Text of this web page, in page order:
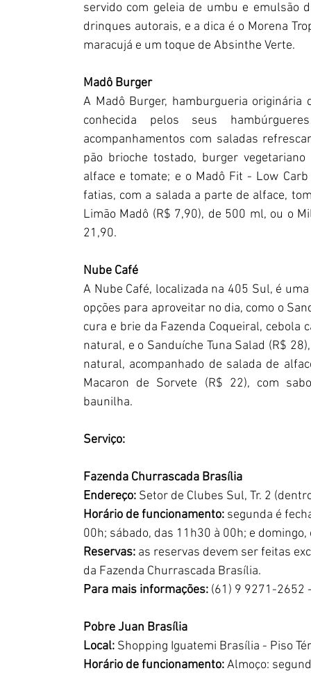
servido com geleia de umbu e emulsão
drinques autorais, e a dica é o Morena
maracujá e um toque de Absinthe Verte.
Madô Burger
A Madô Burger, hamburgueria
conhecida pelos seus
acompanhamentos com saladas
pão brioche tostado, burger
alface e tomate; e o Madô Fit - Low
fatias, com a salada a parte de alface,
Limão Madô (R$ 7,90), de 500 ml, ou o
21,90.
Nube Café
A Nube Café, localizada na 405 Sul, é
opções para aproveitar no dia, como o
cura e brie da Fazenda Coqueiral, cebola
natural, e o Sanduíche Tuna Salad (R$
natural, acompanhado de salada de
Macaron de Sorvete (R$ 22), com
baunilha.
Serviço:
Fazenda Churrascada Brasília
Endereço: Setor de Clubes Sul, Tr. 2
Horário de funcionamento: segunda é
00h; sábado, das 11h30 à 00h; e
Reservas: as reservas devem ser feitas
da Fazenda Churrascada Brasília.
Para mais informações: (61) 9 9271-2652
Pobre Juan Brasília
Local: Shopping Iguatemi Brasília - Piso
Horário de funcionamento: Almoço: